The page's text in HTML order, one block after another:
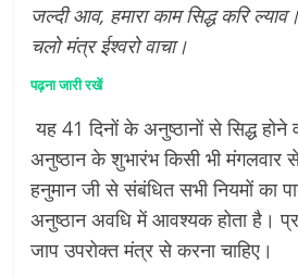
जल्दी आव, हमारा काम सिद्ध करि
चलो मंत्र ईश्वरो वाचा।
पढ़ना जारी रखें
यह 41 दिनों के अनुष्ठानों से सिद्ध
अनुष्ठान के शुभारंभ किसी भी मंगलवार
हनुमान जी से संबंधित सभी नियमों का
अनुष्ठान अवधि में आवश्यक होता है।
जाप उपरोक्त मंत्र से करना चाहिए।